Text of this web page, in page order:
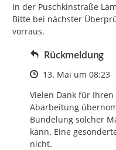
In der Puschkinstraße
Bitte bei nächster
vorraus.
Rückmeldung
Zeitpunkt des
13. Mai um 08:23
Vielen Dank für
Abarbeitung
Bündelung solcher
kann. Eine
nicht.